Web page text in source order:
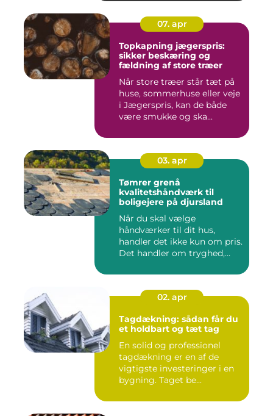
07. apr
Topkapning jægerspris:
sikker beskæring og
fældning af store træer
Når store træer står tæt på
huse, sommerhuse eller veje
i Jægerspris, kan de både
være smukke og ska...
03. apr
Tømrer grenå
kvalitetshåndværk til
boligejere på djursland
Når du skal vælge
håndværker til dit hus,
handler det ikke kun om pris.
Det handler om tryghed,
02. apr
Tagdækning: sådan får du
et holdbart og tæt tag
En solid og professionel
tagdækning er en af de
vigtigste investeringer i en
bygning. Taget be...